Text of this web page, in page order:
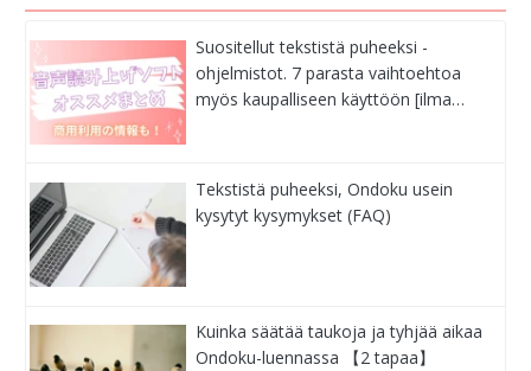
Suositellut tekstistä puheeksi -
ohjelmistot. 7 parasta vaihtoehtoa
myös kaupalliseen käyttöön [ilma…
Tekstistä puheeksi, Ondoku usein
kysytyt kysymykset (FAQ)
Kuinka säätää taukoja ja tyhjää aikaa
Ondoku-luennassa 【2 tapaa】